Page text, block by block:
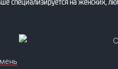
специализируется на женских,